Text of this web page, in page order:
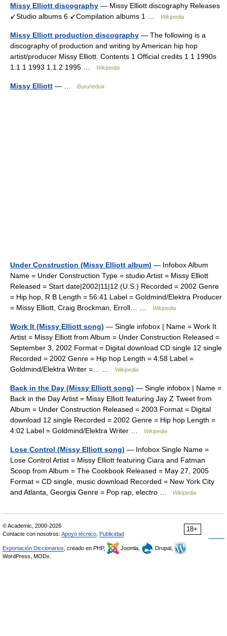
Missy Elliott discography — Missy Elliott discography Releases
↙Studio albums 6 ↙Compilation albums 1 …
Wikipedia
Missy Elliott production discography — The following is a
discography of production and writing by American hip hop
artist/producer Missy Elliott. Contents 1 Official credits 1.1 1990s
1.1.1 1993 1.1.2 1995 …
Wikipedia
Missy Elliott — … Википедия
Under Construction (Missy Elliott album) — Infobox Album
Name = Under Construction Type = studio Artist = Missy Elliott
Released = Start date|2002|11|12 (U.S.) Recorded = 2002 Genre
= Hip hop, R B Length = 56:41 Label = Goldmind/Elektra Producer
= Missy Elliott, Craig Brockman, Erroll… …
Wikipedia
Work It (Missy Elliott song) — Single infobox | Name = Work It
Artist = Missy Elliott from Album = Under Construction Released =
September 3, 2002 Format = Digital download CD single 12 single
Recorded = 2002 Genre = Hip hop Length = 4:58 Label =
Goldmind/Elektra Writer =… …
Wikipedia
Back in the Day (Missy Elliott song) — Single infobox | Name =
Back in the Day Artist = Missy Elliott featuring Jay Z Tweet from
Album = Under Construction Released = 2003 Format = Digital
download 12 single Recorded = 2002 Genre = Hip hop Length =
4:02 Label = Goldmind/Elektra Writer …
Wikipedia
Lose Control (Missy Elliott song) — Infobox Single Name =
Lose Control Artist = Missy Elliott featuring Ciara and Fatman
Scoop from Album = The Cookbook Released = May 27, 2005
Format = CD single, music download Recorded = New York City
and Atlanta, Georgia Genre = Pop rap, electro …
Wikipedia
18+
© Academic, 2000-2026
Contacte con nosotros: Apoyo técnico Publicidad
Exportación Diccionarios , creado en PHP, Joomla,
Drupal,
WordPress, MODx.